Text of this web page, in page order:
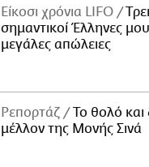
Είκοσι χρόνια LIFO
σημαντικοί Έλληνες
μεγάλες απώλειες
Ρεπορτάζ
Το θολό και
μέλλον της Μονής Σινά